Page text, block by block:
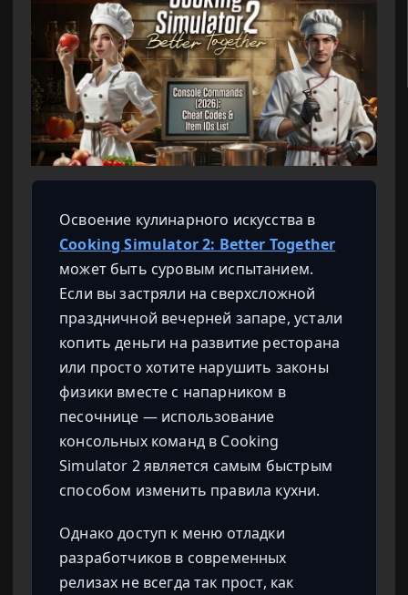
Освоение кулинарного искусства в
Cooking Simulator 2: Better Together
может быть суровым испытанием.
Если вы застряли на сверхсложной
праздничной вечерней запаре, устали
копить деньги на развитие ресторана
или просто хотите нарушить законы
физики вместе с напарником в
песочнице — использование
консольных команд в Cooking
Simulator 2 является самым быстрым
способом изменить правила кухни.
Однако доступ к меню отладки
разработчиков в современных
релизах не всегда так прост, как